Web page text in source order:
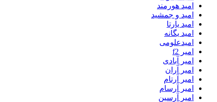
امید هورمند
امید و جمشید
امید یارتا
امید یگانه
امیدعلومی
امیر f2
امیر آبادی
امیر آران
امیر آرتام
امیر آرسام
امیر آرسین